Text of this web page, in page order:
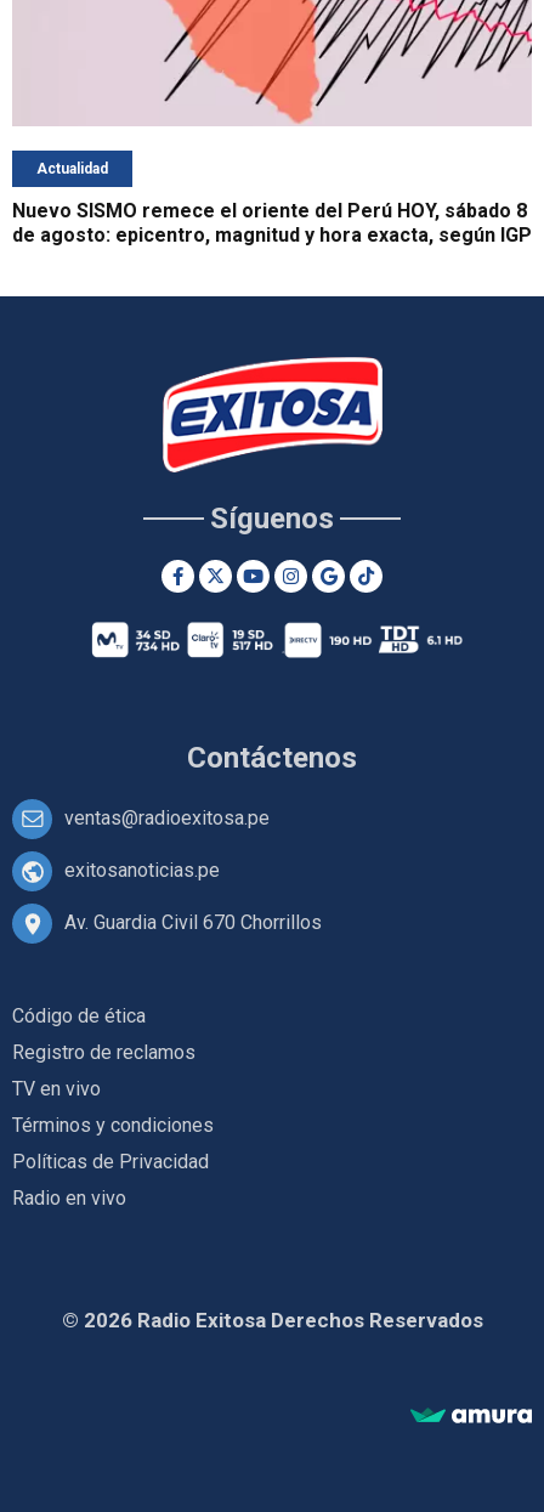
Actualidad
Nuevo SISMO remece el oriente del Perú HOY, sábado 8
de agosto: epicentro, magnitud y hora exacta, según IGP
Contáctenos
ventas@radioexitosa.pe
exitosanoticias.pe
Av. Guardia Civil 670 Chorrillos
Síguenos
Código de ética
Registro de reclamos
TV en vivo
Términos y condiciones
Políticas de Privacidad
Radio en vivo
© 2026 Radio Exitosa Derechos Reservados